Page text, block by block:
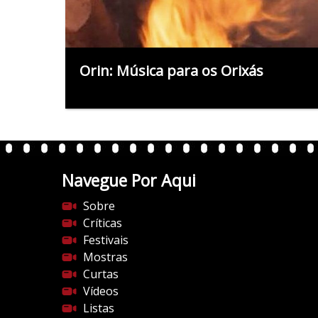
Orin: Música para os Orixás
Navegue Por Aqui
Sobre
Críticas
Festivais
Mostras
Curtas
Vídeos
Listas